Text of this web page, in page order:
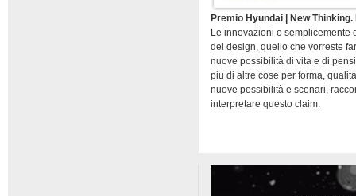
Premio Hyundai | New
Le innovazioni o semplicemente
del design, quello che vorreste
nuove possibilità di vita e di
piu di altre cose per forma,
nuove possibilità e scenari,
interpretare questo claim.